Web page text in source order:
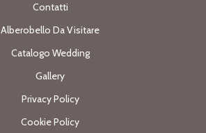
Contatti
Alberobello Da Visitare
Catalogo Wedding
Gallery
Privacy Policy
Cookie Policy